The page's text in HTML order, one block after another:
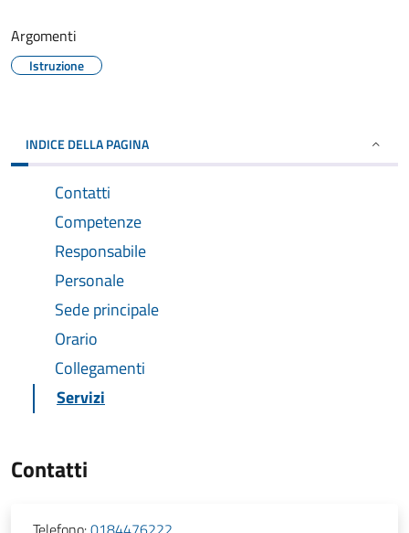
Argomenti
Istruzione
INDICE DELLA PAGINA
Contatti
Competenze
Responsabile
Personale
Sede principale
Orario
Collegamenti
Servizi
Contatti